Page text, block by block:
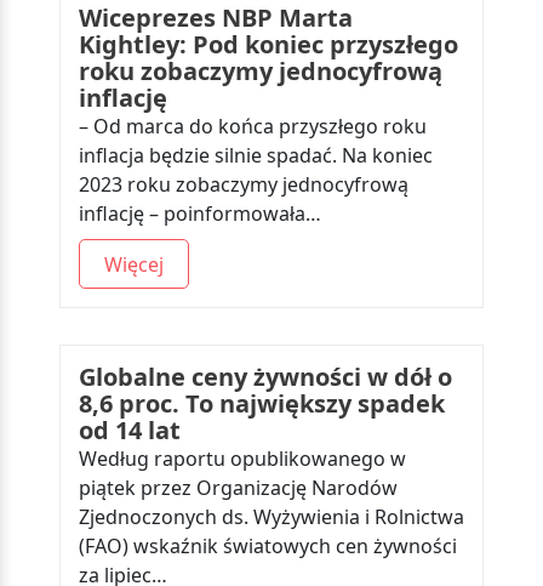
Wiceprezes NBP Marta
Kightley: Pod koniec przyszłego
roku zobaczymy jednocyfrową
inflację
– Od marca do końca przyszłego roku
inflacja będzie silnie spadać. Na koniec
2023 roku zobaczymy jednocyfrową
inflację – poinformowała…
Więcej
Globalne ceny żywności w dół o
8,6 proc. To największy spadek
od 14 lat
Według raportu opublikowanego w
piątek przez Organizację Narodów
Zjednoczonych ds. Wyżywienia i Rolnictwa
(FAO) wskaźnik światowych cen żywności
za lipiec…